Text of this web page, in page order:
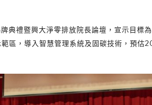
典禮暨興大淨零排放院長論壇，宣示目
區，導入智慧管理系統及固碳技術，預